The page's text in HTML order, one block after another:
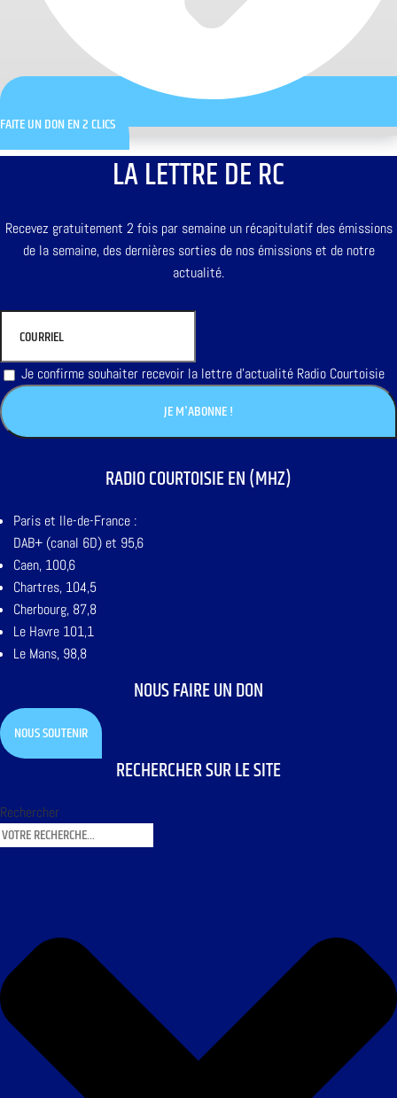
FAITE UN DON EN 2 CLICS
LA LETTRE DE RC
Recevez gratuitement 2 fois par semaine un récapitulatif des émissions
de la semaine, des dernières sorties de nos émissions et de notre
actualité.
Je confirme souhaiter recevoir la lettre d'actualité Radio Courtoisie
RADIO COURTOISIE EN (MHZ)
Paris et Ile-de-France :
DAB+ (canal 6D) et 95,6
Caen, 100,6
Chartres, 104,5
Cherbourg, 87,8
Le Havre 101,1
Le Mans, 98,8
NOUS FAIRE UN DON
NOUS SOUTENIR
RECHERCHER SUR LE SITE
Rechercher